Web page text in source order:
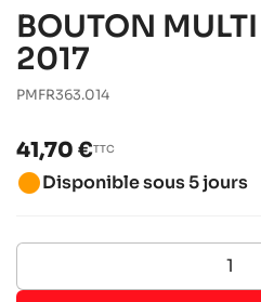
BOUTON
2017
PMFR363.014
41,70 €TTC
brightness_1Disponible sous 5 jours